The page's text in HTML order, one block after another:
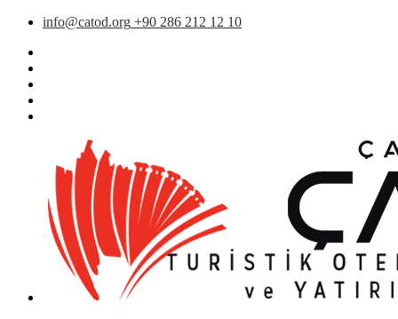
info@catod.org +90 286 212 12 10